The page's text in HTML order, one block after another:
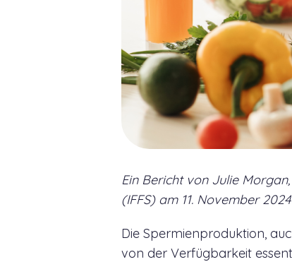
Ein Bericht von Julie
(IFFS) am 11. November 2024
Die Spermienproduktion,
von der Verfügbarkeit